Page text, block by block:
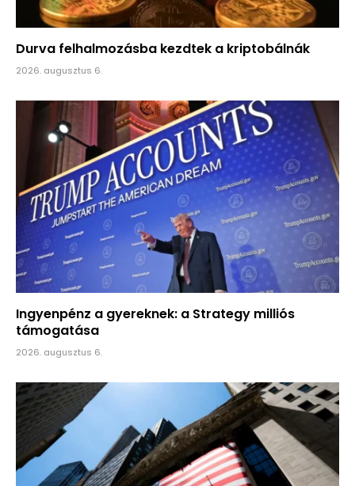
Durva felhalmozásba kezdtek a kriptobálnák
2026. augusztus 6.
Ingyenpénz a gyereknek: a Strategy milliós
támogatása
2026. augusztus 6.